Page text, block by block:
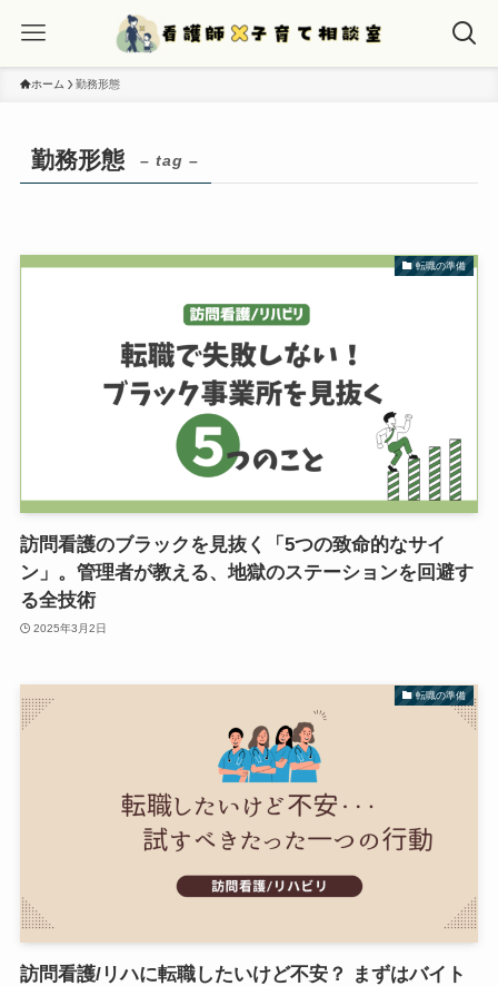
ホーム 勤務形態
勤務形態 – tag –
転職の準備
訪問看護のブラックを見抜く「5つの致命的なサイ
ン」。管理者が教える、地獄のステーションを回避す
る全技術
2025年3月2日
転職の準備
訪問看護/リハに転職したいけど不安？ まずはバイト